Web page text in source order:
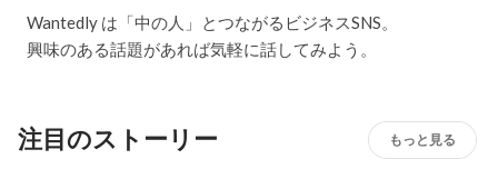
Wantedly は「中の人」とつながるビジネスSNS。
興味のある話題があれば気軽に話してみよう。
注目のストーリー もっと見る